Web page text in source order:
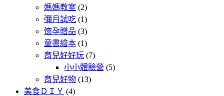
媽媽教室 (2)
彌月試吃 (1)
懷孕贈品 (3)
童書繪本 (1)
育兒好好玩 (7)
小小體驗營 (5)
育兒好物 (13)
美食ＤＩＹ (4)